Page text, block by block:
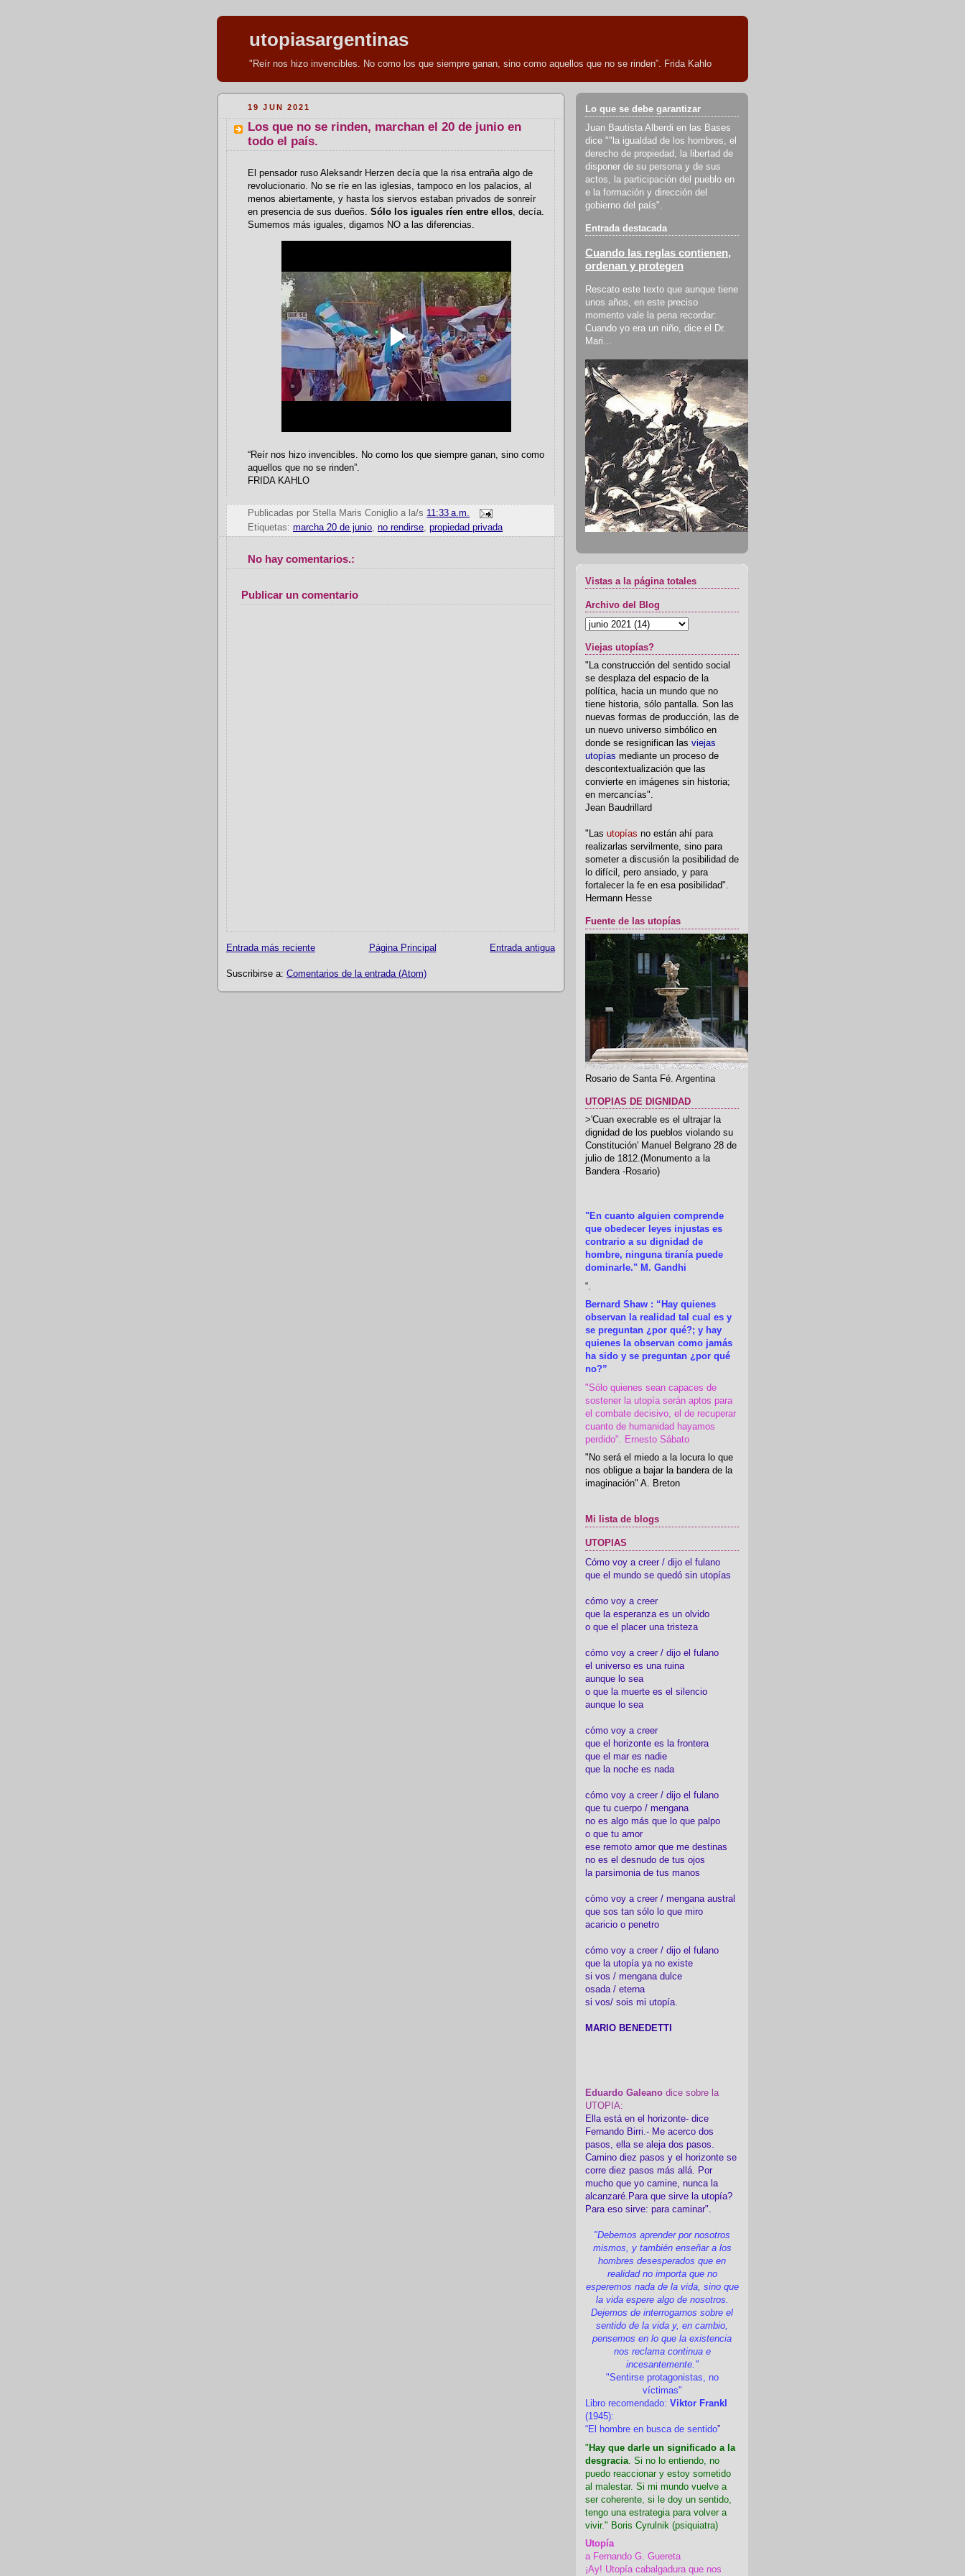
utopiasargentinas
"Reír nos hizo invencibles. No como los que siempre ganan, sino como aquellos que no se rinden”. Frida Kahlo
19 JUN 2021
Los que no se rinden, marchan el 20 de junio en
todo el país.
El pensador ruso Aleksandr Herzen decía que la risa entraña algo de
revolucionario. No se ríe en las iglesias, tampoco en los palacios, al
menos abiertamente, y hasta los siervos estaban privados de sonreír
en presencia de sus dueños. Sólo los iguales ríen entre ellos, decía.
Sumemos más iguales, digamos NO a las diferencias.
“Reír nos hizo invencibles. No como los que siempre ganan, sino como
aquellos que no se rinden”.
FRIDA KAHLO
Publicadas por Stella Maris Coniglio a la/s 11:33 a.m.
Etiquetas: marcha 20 de junio, no rendirse, propiedad privada
No hay comentarios.:
Publicar un comentario
Entrada más reciente Entrada antigua
Página Principal
Suscribirse a: Comentarios de la entrada (Atom)
Lo que se debe garantizar
Juan Bautista Alberdi en las Bases
dice ""la igualdad de los hombres, el
derecho de propiedad, la libertad de
disponer de su persona y de sus
actos, la participación del pueblo en
e la formación y dirección del
gobierno del país".
Entrada destacada
Cuando las reglas contienen,
ordenan y protegen
Rescato este texto que aunque tiene
unos años, en este preciso
momento vale la pena recordar:
Cuando yo era un niño, dice el Dr.
Mari...
Vistas a la página totales
Archivo del Blog
Viejas utopías?
"La construcción del sentido social
se desplaza del espacio de la
política, hacia un mundo que no
tiene historia, sólo pantalla. Son las
nuevas formas de producción, las de
un nuevo universo simbólico en
donde se resignifican las viejas
utopías mediante un proceso de
descontextualización que las
convierte en imágenes sin historia;
en mercancías".
Jean Baudrillard
"Las utopías no están ahí para
realizarlas servilmente, sino para
someter a discusión la posibilidad de
lo difícil, pero ansiado, y para
fortalecer la fe en esa posibilidad".
Hermann Hesse
Fuente de las utopías
Rosario de Santa Fé. Argentina
UTOPIAS DE DIGNIDAD
>'Cuan execrable es el ultrajar la
dignidad de los pueblos violando su
Constitución' Manuel Belgrano 28 de
julio de 1812.(Monumento a la
Bandera -Rosario)
"En cuanto alguien comprende
que obedecer leyes injustas es
contrario a su dignidad de
hombre, ninguna tiranía puede
dominarle." M. Gandhi
“
Bernard Shaw : “Hay quienes
observan la realidad tal cual es y
se preguntan ¿por qué?; y hay
quienes la observan como jamás
ha sido y se preguntan ¿por qué
no?”
"Sólo quienes sean capaces de
sostener la utopía serán aptos para
el combate decisivo, el de recuperar
cuanto de humanidad hayamos
perdido". Ernesto Sábato
"No será el miedo a la locura lo que
nos obligue a bajar la bandera de la
imaginación" A. Breton
Mi lista de blogs
UTOPIAS
Cómo voy a creer / dijo el fulano
que el mundo se quedó sin utopías
cómo voy a creer
que la esperanza es un olvido
o que el placer una tristeza
cómo voy a creer / dijo el fulano
el universo es una ruina
aunque lo sea
o que la muerte es el silencio
aunque lo sea
cómo voy a creer
que el horizonte es la frontera
que el mar es nadie
que la noche es nada
cómo voy a creer / dijo el fulano
que tu cuerpo / mengana
no es algo más que lo que palpo
o que tu amor
ese remoto amor que me destinas
no es el desnudo de tus ojos
la parsimonia de tus manos
cómo voy a creer / mengana austral
que sos tan sólo lo que miro
acaricio o penetro
cómo voy a creer / dijo el fulano
que la utopía ya no existe
si vos / mengana dulce
osada / eterna
si vos/ sois mi utopía.
MARIO BENEDETTI
Eduardo Galeano dice sobre la
UTOPIA:
Ella está en el horizonte- dice
Fernando Birri.- Me acerco dos
pasos, ella se aleja dos pasos.
Camino diez pasos y el horizonte se
corre diez pasos más allá. Por
mucho que yo camine, nunca la
alcanzaré.Para que sirve la utopía?
Para eso sirve: para caminar".
"Debemos aprender por nosotros
mismos, y también enseñar a los
hombres desesperados que en
realidad no importa que no
esperemos nada de la vida, sino que
la vida espere algo de nosotros.
Dejemos de interrogarnos sobre el
sentido de la vida y, en cambio,
pensemos en lo que la existencia
nos reclama continua e
incesantemente."
"Sentirse protagonistas, no
víctimas"
Libro recomendado: Viktor Frankl
(1945):
“El hombre en busca de sentido”
" Hay que darle un significado a la
desgracia. Si no lo entiendo, no
puedo reaccionar y estoy sometido
al malestar. Si mi mundo vuelve a
ser coherente, si le doy un sentido,
tengo una estrategia para volver a
vivir." Boris Cyrulnik (psiquiatra)
Utopía
a Fernando G. Guereta
¡Ay! Utopía cabalgadura que nos